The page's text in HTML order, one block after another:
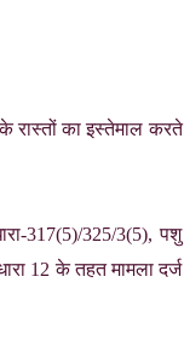
रास्तों का इस्तेमाल करते
317(5)/325/3(5), पशु
12 के तहत मामला दर्ज